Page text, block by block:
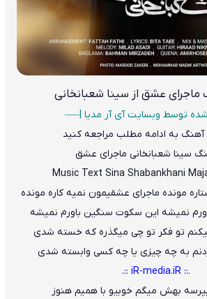
ماجرای عشق از سینا شعبانخانی
شده توسط وبسایت آی آر مدیا |—–
آهنگ به ادامه مطلب مراجعه کنید
سینا شعبانخانی ماجرای عشق
Music Text Sina Shabankhani
مونده ماجرای عشقیمون نمیه کاره مونده
نمیشه این سکوت سنگین باورم نمیشه
تو فکر تو چی میگذره که خسته شدی
به چه چیزی یا چه کسی وابسته شدی
.:: iR-media.iR ::.
بهش میگم خوبیو با همیم هنوز